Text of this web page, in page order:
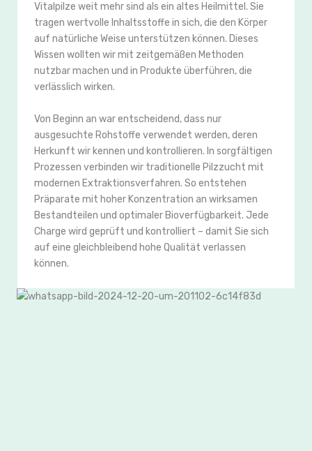
Vitalpilze weit mehr sind als ein altes Heilmittel. Sie
tragen wertvolle Inhaltsstoffe in sich, die den Körper
auf natürliche Weise unterstützen können. Dieses
Wissen wollten wir mit zeitgemäßen Methoden
nutzbar machen und in Produkte überführen, die
verlässlich wirken.
Von Beginn an war entscheidend, dass nur
ausgesuchte Rohstoffe verwendet werden, deren
Herkunft wir kennen und kontrollieren. In sorgfältigen
Prozessen verbinden wir traditionelle Pilzzucht mit
modernen Extraktionsverfahren. So entstehen
Präparate mit hoher Konzentration an wirksamen
Bestandteilen und optimaler Bioverfügbarkeit. Jede
Charge wird geprüft und kontrolliert – damit Sie sich
auf eine gleichbleibend hohe Qualität verlassen
können.